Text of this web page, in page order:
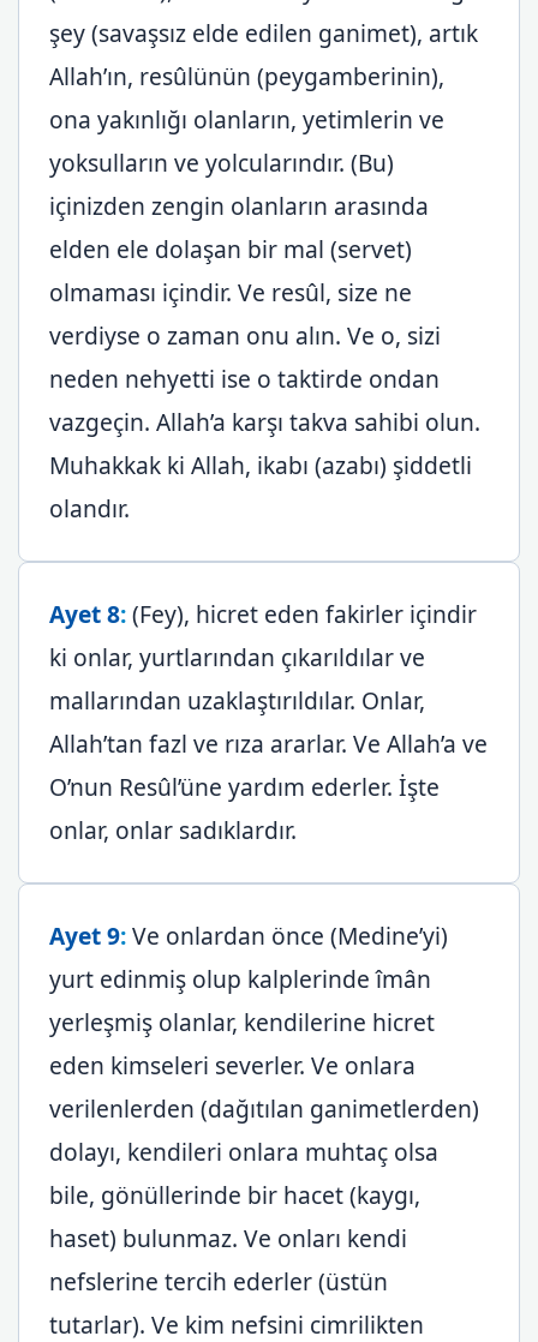
şey (savaşsız elde edilen ganimet), artık
Allah’ın, resûlünün (peygamberinin),
ona yakınlığı olanların, yetimlerin ve
yoksulların ve yolcularındır. (Bu)
içinizden zengin olanların arasında
elden ele dolaşan bir mal (servet)
olmaması içindir. Ve resûl, size ne
verdiyse o zaman onu alın. Ve o, sizi
neden nehyetti ise o taktirde ondan
vazgeçin. Allah’a karşı takva sahibi olun.
Muhakkak ki Allah, ikabı (azabı) şiddetli
olandır.
Ayet 8:(Fey), hicret eden fakirler içindir
ki onlar, yurtlarından çıkarıldılar ve
mallarından uzaklaştırıldılar. Onlar,
Allah’tan fazl ve rıza ararlar. Ve Allah’a ve
O’nun Resûl’üne yardım ederler. İşte
onlar, onlar sadıklardır.
Ayet 9:Ve onlardan önce (Medine’yi)
yurt edinmiş olup kalplerinde îmân
yerleşmiş olanlar, kendilerine hicret
eden kimseleri severler. Ve onlara
verilenlerden (dağıtılan ganimetlerden)
dolayı, kendileri onlara muhtaç olsa
bile, gönüllerinde bir hacet (kaygı,
haset) bulunmaz. Ve onları kendi
nefslerine tercih ederler (üstün
tutarlar). Ve kim nefsini cimrilikten